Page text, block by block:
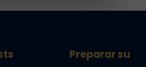
Preparar su